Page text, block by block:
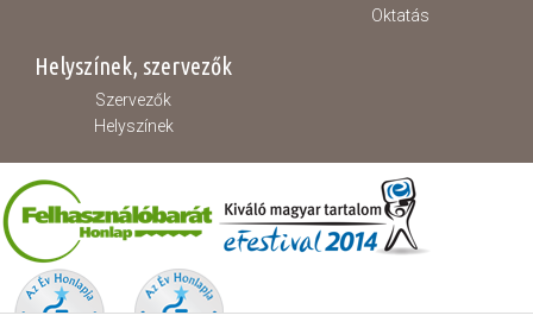
Oktatás
Helyszínek, szervezők
Szervezők
Helyszínek